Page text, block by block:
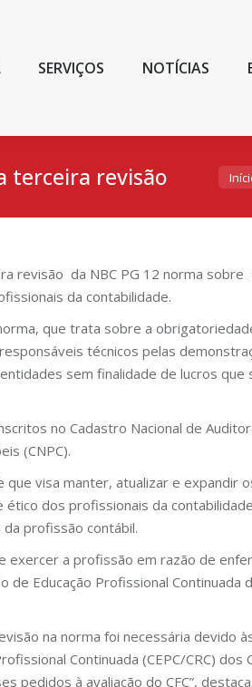
SERVIÇOS NOTÍCIAS
terceira revisão
revisão da NBC PG 12 norma
da contabilidade.
que trata sobre a
técnicos pelas
sem finalidade de lucros
no Cadastro Nacional de
(CNPC).
visa manter, atualizar e
dos profissionais da
profissão contábil.
a profissão em razão de
Educação Profissional Continuada
na norma foi necessária devido
Continuada (CEPC/CRC)
pedidos à avaliação do CFC”, destaca.